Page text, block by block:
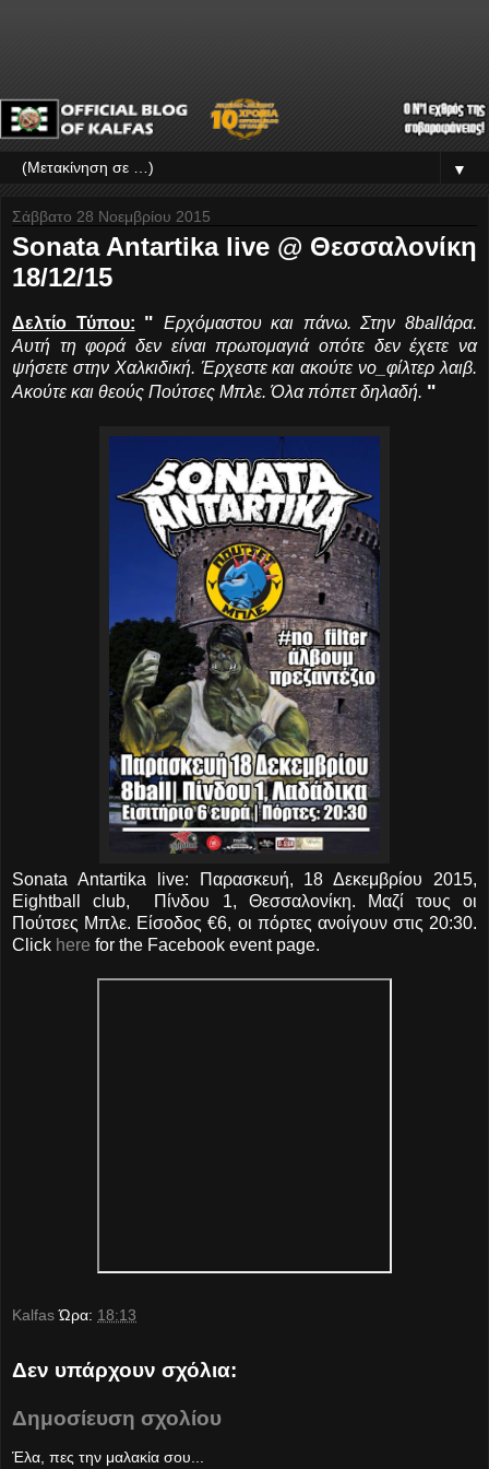
▼
Σάββατο 28 Νοεμβρίου 2015
Sonata Antartika live @ Θεσσαλονίκη
18/12/15
Δελτίο Τύπου: " Ερχόμαστου και πάνω. Στην 8ballάρα.
Αυτή τη φορά δεν είναι πρωτομαγιά οπότε δεν έχετε να
ψήσετε στην Χαλκιδική. Έρχεστε και ακούτε νο_φίλτερ λαιβ.
Ακούτε και θεούς Πούτσες Μπλε. Όλα πόπετ δηλαδή. "
Sonata Antartika live: Παρασκευή, 18 Δεκεμβρίου 2015,
Eightball club, Πίνδου 1, Θεσσαλονίκη. Μαζί τους οι
Πούτσες Μπλε. Είσοδος €6, οι πόρτες ανοίγουν στις 20:30.
Click here for the Facebook event page.
Kalfas Ώρα: 18:13
Δεν υπάρχουν σχόλια:
Δημοσίευση σχολίου
Έλα, πες την μαλακία σου...